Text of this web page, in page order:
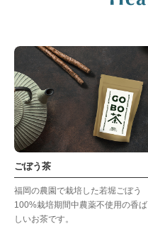
ごぼう茶
福岡の農園で栽培した若堀ごぼう
100%栽培期間中農薬不使用の香ば
しいお茶です。